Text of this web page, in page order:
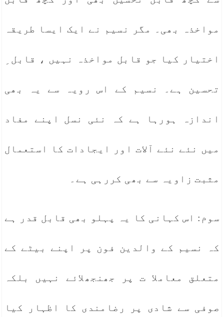
مواخذہ بھی۔ مگر نسیم نے ایک ایسا طریقہ
اختیار کیا جو قابل مواخذہ نہیں ، قابل ِ
تحسین ہے۔ نسیم کے اس رویہ سے یہ بھی
اندازہ ہورہا ہے کہ نئی نسل اپنے مفاد
میں نئے نئے آلات اور ایجادات کا استعمال
مثبت زاویہ سے بھی کررہی ہے۔
سوم: اس کہانی کا یہ پہلو بھی قابل قدر ہے
کہ نسیم کے والدین فون پر اپنے بیٹے کے
متعلق معاملا ت پر جھنجھلائے نہیں بلکہ
صوفی سے شادی پر رضامندی کا اظہار کیا